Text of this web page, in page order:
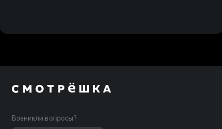
Возникли вопросы?